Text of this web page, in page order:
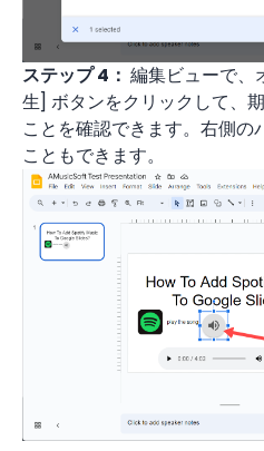
ステップ 4： 編集ビューで、
生] ボタンをクリックして、
ことを確認できます。右側の
こともできます。